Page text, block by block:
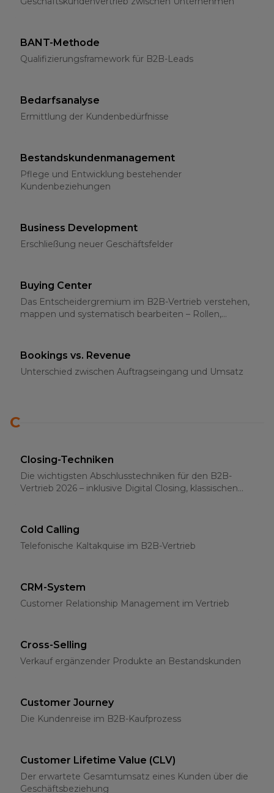
BANT-Methode
Qualifizierungsframework für B2B-Leads
Bedarfsanalyse
Ermittlung der Kundenbedürfnisse
Bestandskundenmanagement
Pflege und Entwicklung bestehender
Kundenbeziehungen
Business Development
Erschließung neuer Geschäftsfelder
Buying Center
Das Entscheidergremium im B2B-Vertrieb verstehen,
mappen und systematisch bearbeiten – Rollen,
Bookings vs. Revenue
Unterschied zwischen Auftragseingang und Umsatz
C
Closing-Techniken
Die wichtigsten Abschlusstechniken für den B2B-
Vertrieb 2026 – inklusive Digital Closing, klassischen
Cold Calling
Telefonische Kaltakquise im B2B-Vertrieb
CRM-System
Customer Relationship Management im Vertrieb
Cross-Selling
Verkauf ergänzender Produkte an Bestandskunden
Customer Journey
Die Kundenreise im B2B-Kaufprozess
Customer Lifetime Value (CLV)
Der erwartete Gesamtumsatz eines Kunden über die
Geschäftsbeziehung